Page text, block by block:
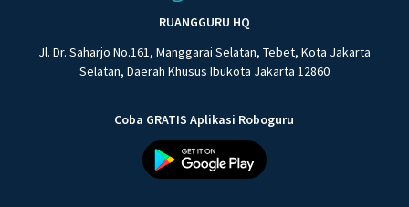
RUANGGURU HQ
Jl. Dr. Saharjo No.161, Manggarai Selatan, Tebet, Kota Jakarta
Selatan, Daerah Khusus Ibukota Jakarta 12860
Coba GRATIS Aplikasi Roboguru